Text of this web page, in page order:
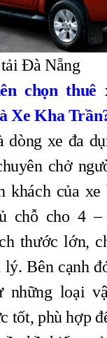
Đà Nẵng
chọn
Xe Kha
dòng xe đa
chở
khách của
chỗ cho 4 –
thước lớn,
lý. Bên cạnh
những loại
tốt, phù hợp